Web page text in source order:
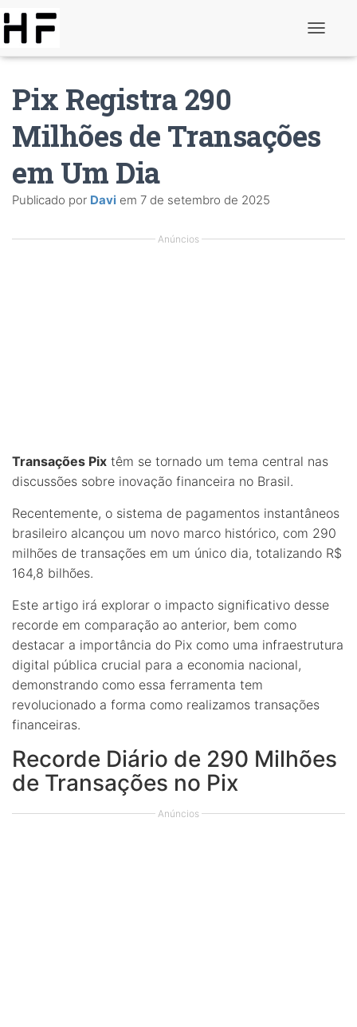
r
d
a
Pix Registra 290
Milhões de Transações
em Um Dia
Publicado por Davi em 7 de setembro de 2025
Anúncios
Transações Pix têm se tornado um tema central nas
discussões sobre inovação financeira no Brasil.
Recentemente, o sistema de pagamentos instantâneos
brasileiro alcançou um novo marco histórico, com 290
milhões de transações em um único dia, totalizando R$
164,8 bilhões.
Este artigo irá explorar o impacto significativo desse
recorde em comparação ao anterior, bem como
destacar a importância do Pix como uma infraestrutura
digital pública crucial para a economia nacional,
demonstrando como essa ferramenta tem
revolucionado a forma como realizamos transações
financeiras.
Recorde Diário de 290 Milhões
de Transações no Pix
Anúncios